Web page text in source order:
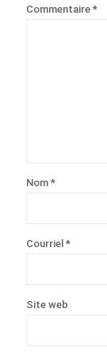
Commentaire *
Nom *
Courriel *
Site web